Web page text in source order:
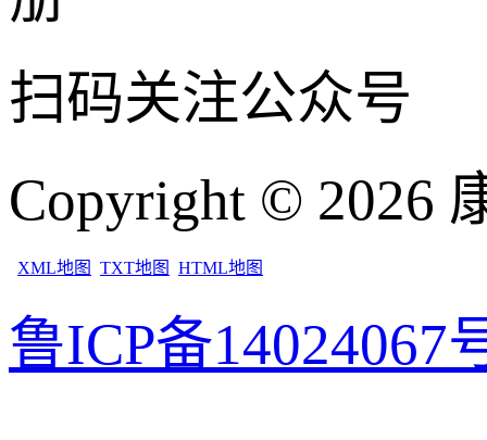
扫码关注公众号
Copyright © 2026
XML地图 TXT地图 HTML地图
鲁ICP备14024067